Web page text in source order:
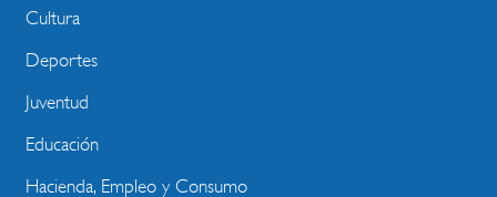
Cultura
Deportes
Juventud
Educación
Hacienda, Empleo y Consumo